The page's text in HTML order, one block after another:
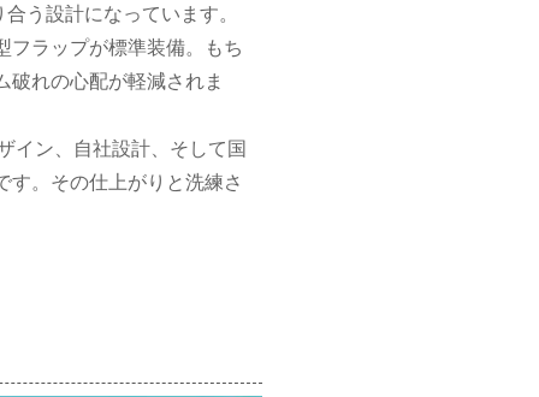
う設計になっています。
フラップが標準装備。もち
れの心配が軽減されま
イン、自社設計、そして国
す。その仕上がりと洗練さ